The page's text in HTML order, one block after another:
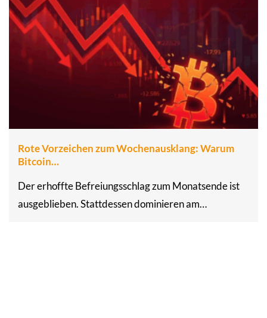
Rote Vorzeichen zum Wochenausklang: Warum
Bitcoin…
Der erhoffte Befreiungsschlag zum Monatsende ist
ausgeblieben. Stattdessen dominieren am…